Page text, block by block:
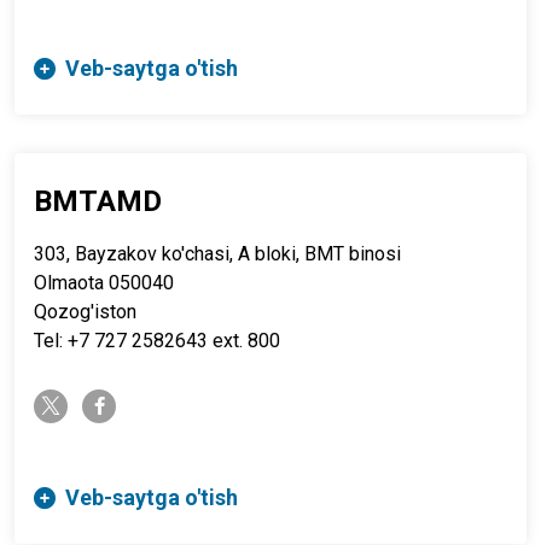
Veb-saytga o'tish
BMTAMD
303, Bayzakov ko'chasi, A bloki, BMT binosi
Olmaota 050040
Qozog'iston
Tel: +7 727 2582643 ext. 800
twitter-x facebook-f
Veb-saytga o'tish